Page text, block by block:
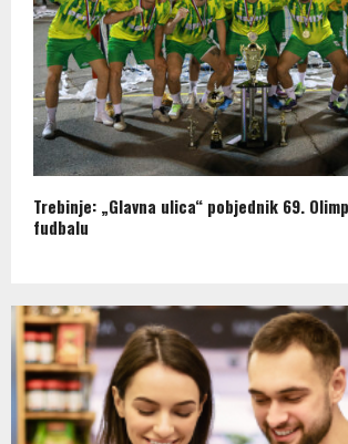
Trebinje: „Glavna ulica“ pobjednik 69.
fudbalu